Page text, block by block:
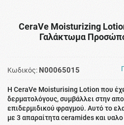
CeraVe Moisturizing
Γαλάκτωμα
Κωδικός: N00065015
Η CeraVe Moisturising Lotion που
δερματολόγους, συμβάλλει στην
επιδερμιδικού φραγμού. Αυτό το
με 3 απαραίτητα ceramides και